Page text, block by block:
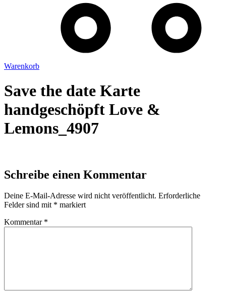
Warenkorb
Save the date Karte
handgeschöpft Love &
Lemons_4907
Schreibe einen Kommentar
Deine E-Mail-Adresse wird nicht veröffentlicht. Erforderliche
Felder sind mit * markiert
Kommentar *